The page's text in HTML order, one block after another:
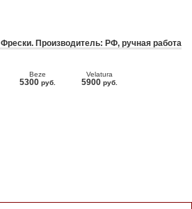
Фрески. Производитель: РФ, ручная работа
Beze
5300 руб.
Velatura
5900 руб.